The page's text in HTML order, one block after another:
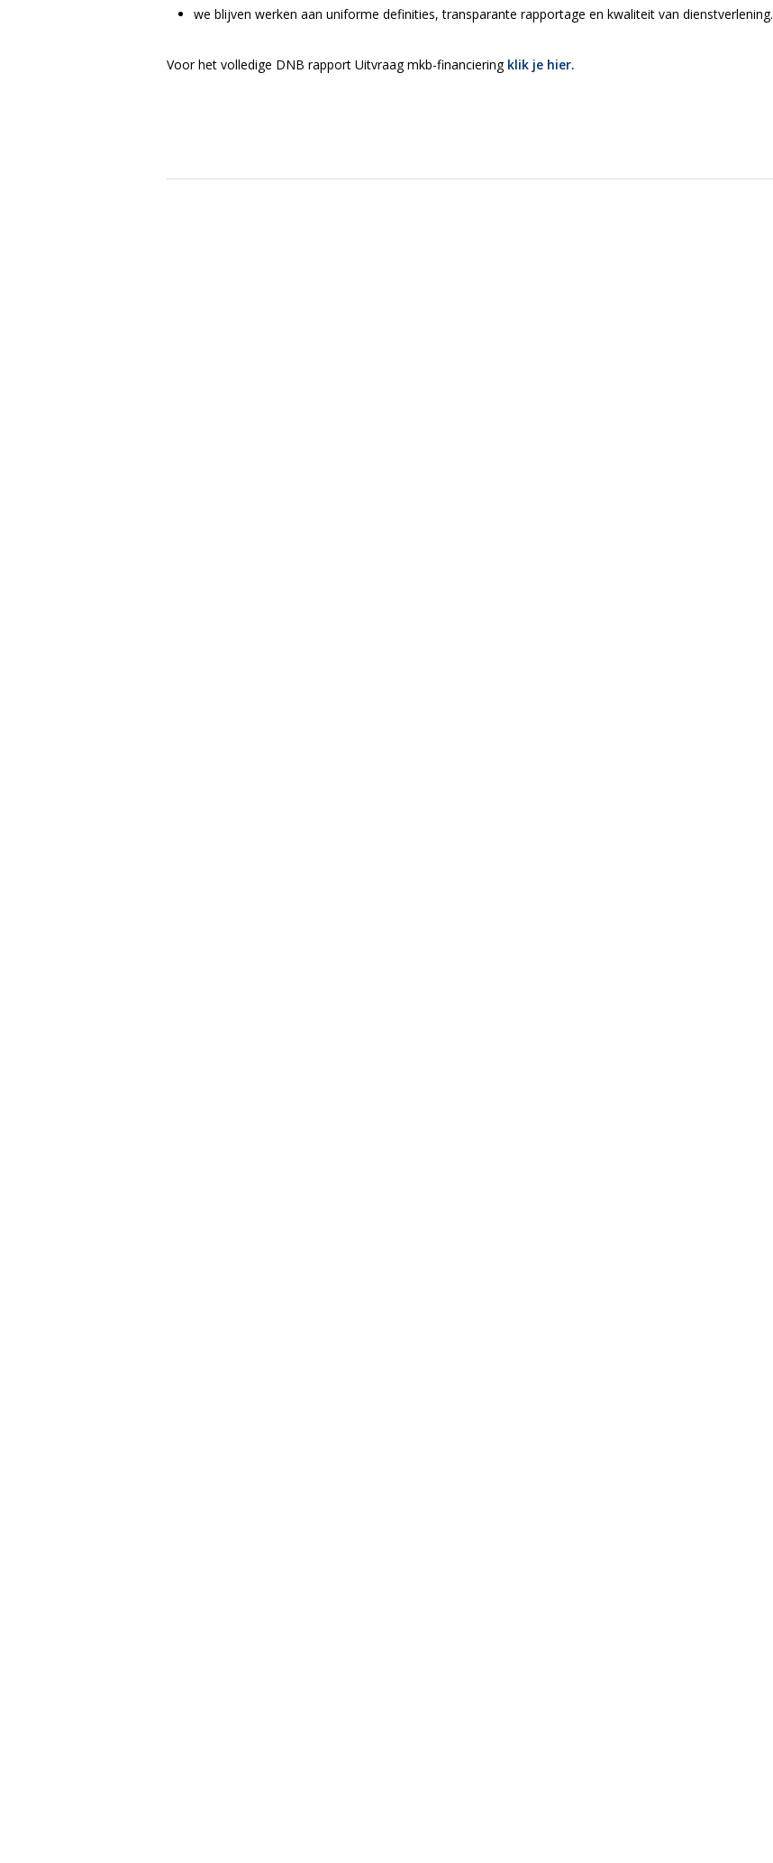
we blijven werken aan uniforme definities, transparante rapportage en kwaliteit van dienstverlening.
Voor het volledige DNB rapport Uitvraag mkb-financiering klik je hier.